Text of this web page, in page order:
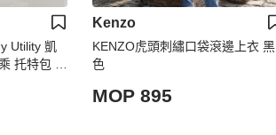
Utility 凱
托特包 帆
Kenzo
KENZO虎頭刺繡口袋滾邊上衣 黑
色
MOP 895